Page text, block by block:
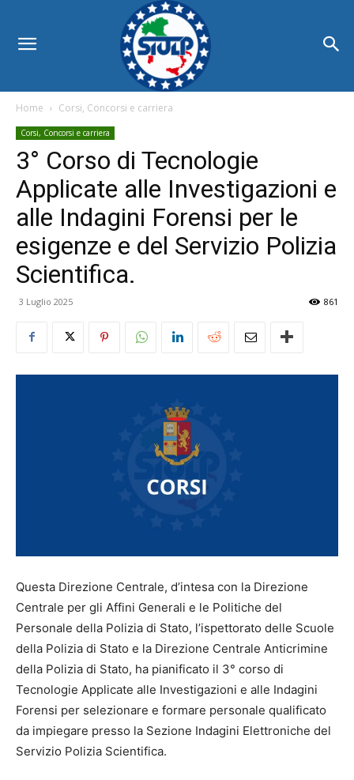
Home Corsi, Concorsi e carriera
Corsi, Concorsi e carriera
3° Corso di Tecnologie
Applicate alle Investigazioni e
alle Indagini Forensi per le
esigenze e del Servizio Polizia
Scientifica.
3 Luglio 2025 861
Questa Direzione Centrale, d’intesa con la Direzione
Centrale per gli Affini Generali e le Politiche del
Personale della Polizia di Stato, l’ispettorato delle Scuole
della Polizia di Stato e la Direzione Centrale Anticrimine
della Polizia di Stato, ha pianificato il 3° corso di
Tecnologie Applicate alle Investigazioni e alle Indagini
Forensi per selezionare e formare personale qualificato
da impiegare presso la Sezione Indagini Elettroniche del
Servizio Polizia Scientifica.